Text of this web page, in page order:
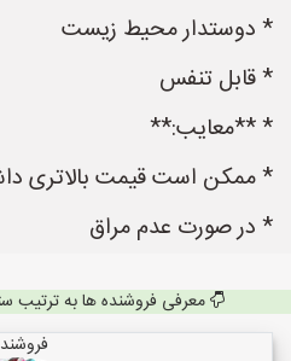
* دوستدار محیط زیست
* قابل تنفس
* **معایب:**
* ممکن است قیمت بالاتری
* در صورت عدم مراق
معرفی فروشنده ها به ترتیب